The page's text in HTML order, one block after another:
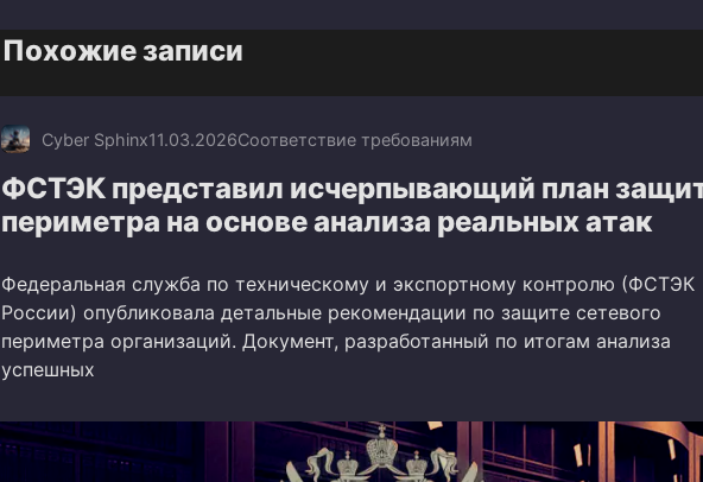
Похожие записи
Cyber Sphinx11.03.2026Соответствие требованиям
ФСТЭК представил исчерпывающий план
периметра на основе анализа реальных атак
Федеральная служба по техническому и экспортному контролю (ФСТЭК
России) опубликовала детальные рекомендации по защите сетевого
периметра организаций. Документ, разработанный по итогам анализа
успешных